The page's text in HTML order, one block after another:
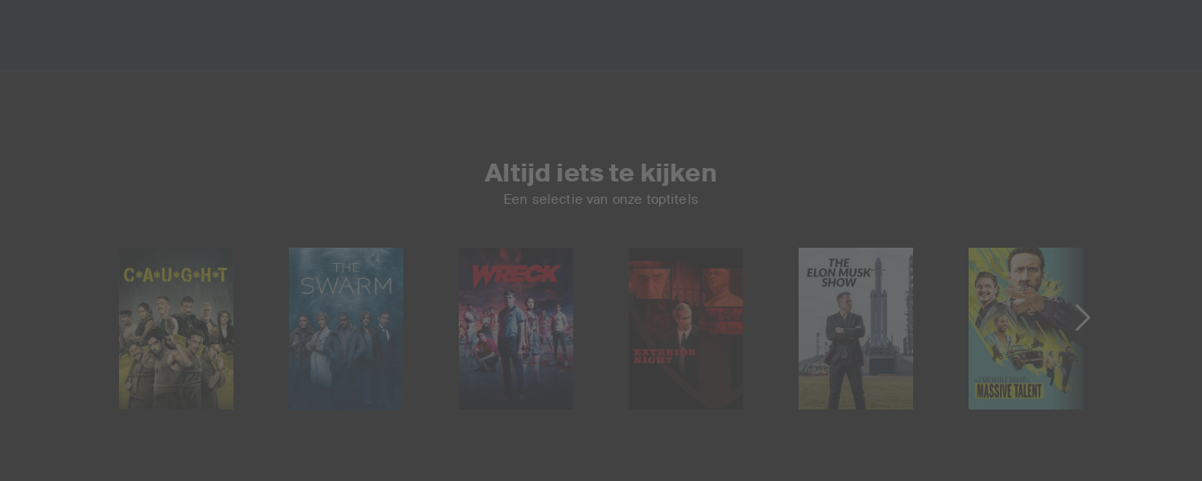
Altijd iets te kijken
Een selectie van onze toptitels